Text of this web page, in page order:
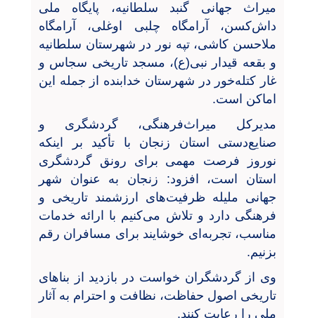
میراث جهانی گنبد سلطانیه، پایگاه ملی
داش‌کسن، آرامگاه چلبی اوغلی، آرامگاه
ملاحسن کاشی، تپه نور در شهرستان سلطانیه
و بقعه قیدار نبی(ع)، مسجد تاریخی سجاس و
غار کتله‌خور در شهرستان خدابنده از جمله این
اماکن است.
مدیرکل میراث‌فرهنگی، گردشگری و
صنایع‌دستی استان زنجان با تأکید بر اینکه
نوروز فرصت مهمی برای رونق گردشگری
استان است، افزود: زنجان به عنوان شهر
جهانی ملیله ظرفیت‌های ارزشمند تاریخی و
فرهنگی دارد و تلاش می‌کنیم با ارائه خدمات
مناسب، تجربه‌ای خوشایند برای مسافران رقم
بزنیم.
وی از گردشگران خواست در بازدید از بناهای
تاریخی اصول حفاظت، نظافت و احترام به آثار
ملی را رعایت کنند.